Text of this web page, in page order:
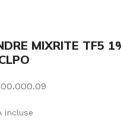
MIXRITE TF5
incluse